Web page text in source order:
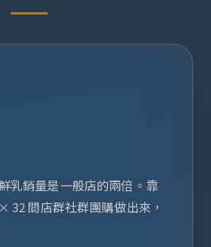
乳銷量是一般店的兩倍。靠
32 間店群社群團購做出來，